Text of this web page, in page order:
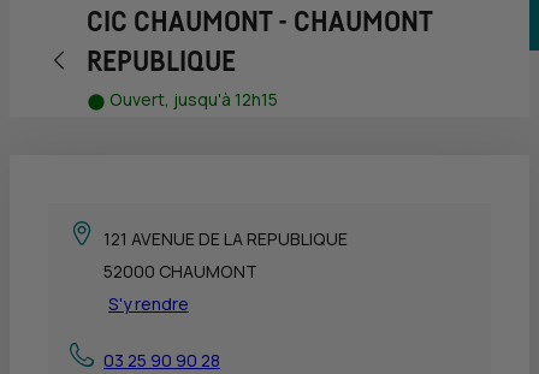
Retour vers la page précédente
CIC CHAUMONT - CHAUMONT
REPUBLIQUE
Ouvert, jusqu'à 12h15
121 AVENUE DE LA REPUBLIQUE
52000 CHAUMONT
S'y rendre
03 25 90 90 28